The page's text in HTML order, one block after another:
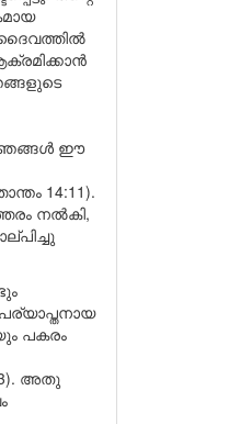
ഞങ്ങൾ ഈ
14:11).
നൽകി,
പകരം
അതു